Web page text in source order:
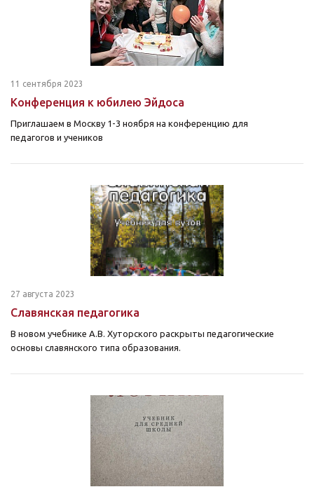
11 сентября 2023
Конференция к юбилею Эйдоса
Приглашаем в Москву 1-3 ноября на конференцию для
педагогов и учеников
27 августа 2023
Славянская педагогика
В новом учебнике А.В. Хуторского раскрыты педагогические
основы славянского типа образования.